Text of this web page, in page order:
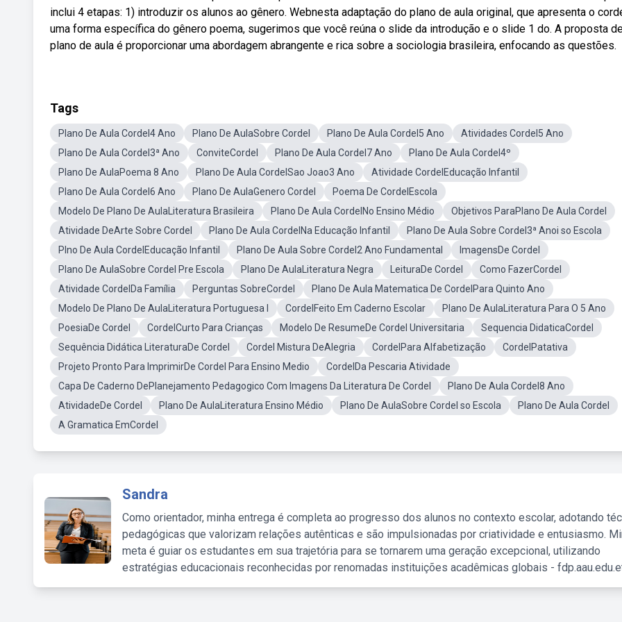
inclui 4 etapas: 1) introduzir os alunos ao gênero. Webnesta adaptação do plano de aula original, que apresenta o
uma forma específica do gênero poema, sugerimos que você reúna o slide da introdução e o slide 1 do. A proposta
plano de aula é proporcionar uma abordagem abrangente e rica sobre a sociologia brasileira, enfocando as questões.
Tags
Plano De Aula Cordel4 Ano Plano De AulaSobre Cordel Plano De Aula Cordel5 Ano
Atividades Cordel5 Ano
Plano De Aula Cordel3ª Ano
ConviteCordel Plano De Aula Cordel7 Ano
Plano De Aula Cordel4º
Plano De AulaPoema 8 Ano
Plano De Aula CordelSao Joao3 Ano
Atividade CordelEducação Infantil
Plano De Aula Cordel6 Ano
Plano De AulaGenero Cordel
Poema De CordelEscola
Modelo De Plano De AulaLiteratura Brasileira
Plano De Aula CordelNo Ensino Médio
Objetivos ParaPlano De Aula Cordel
Atividade DeArte Sobre Cordel
Plano De Aula CordelNa Educação Infantil
Plano De Aula Sobre Cordel3ª Anoi so Escola
Plno De Aula CordelEducação Infantil
Plano De Aula Sobre Cordel2 Ano Fundamental
ImagensDe Cordel
Plano De AulaSobre Cordel Pre Escola
Plano De AulaLiteratura Negra LeituraDe Cordel
Como FazerCordel
Atividade CordelDa Família
Perguntas SobreCordel
Plano De Aula Matematica De CordelPara Quinto Ano
Modelo De Plano De AulaLiteratura Portuguesa I
CordelFeito Em Caderno Escolar
Plano De AulaLiteratura Para O 5 Ano
PoesiaDe Cordel
CordelCurto Para Crianças Modelo De ResumeDe Cordel Universitaria
Sequencia DidaticaCordel
Sequência Didática LiteraturaDe Cordel
Cordel Mistura DeAlegria CordelPara Alfabetização
CordelPatativa
Projeto Pronto Para ImprimirDe Cordel Para Ensino Medio
CordelDa Pescaria Atividade
Capa De Caderno DePlanejamento Pedagogico Com Imagens Da Literatura De Cordel
Plano De Aula Cordel8 Ano
AtividadeDe Cordel
Plano De AulaLiteratura Ensino Médio Plano De AulaSobre Cordel so Escola
Plano De Aula Cordel
A Gramatica EmCordel
Sandra
Como orientador, minha entrega é completa ao progresso dos alunos no contexto escolar, adotando
pedagógicas que valorizam relações autênticas e são impulsionadas por criatividade e entusiasmo.
meta é guiar os estudantes em sua trajetória para se tornarem uma geração excepcional, utilizando
estratégias educacionais reconhecidas por renomadas instituições acadêmicas globais -